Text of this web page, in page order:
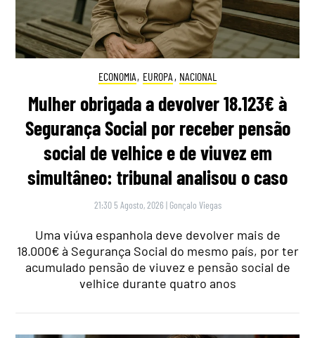
ECONOMIA, EUROPA , NACIONAL
Mulher obrigada a devolver 18.123€ à
Segurança Social por receber pensão
social de velhice e de viuvez em
simultâneo: tribunal analisou o caso
21:30 5 Agosto, 2026 | Gonçalo Viegas
Uma viúva espanhola deve devolver mais de
18.000€ à Segurança Social do mesmo país, por ter
acumulado pensão de viuvez e pensão social de
velhice durante quatro anos